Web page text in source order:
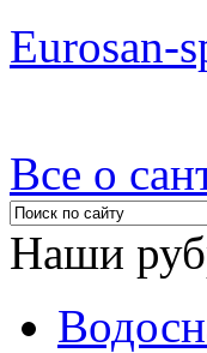
Eurosan-
Все о
Наши